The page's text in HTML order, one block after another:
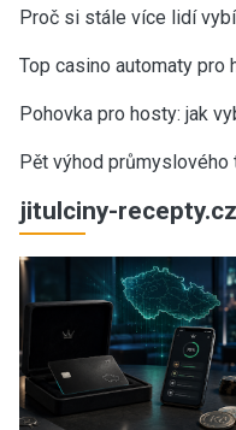
Proč si stále více lidí
Top casino automaty pro
Pohovka pro hosty: jak
Pět výhod
jitulciny-recepty.cz